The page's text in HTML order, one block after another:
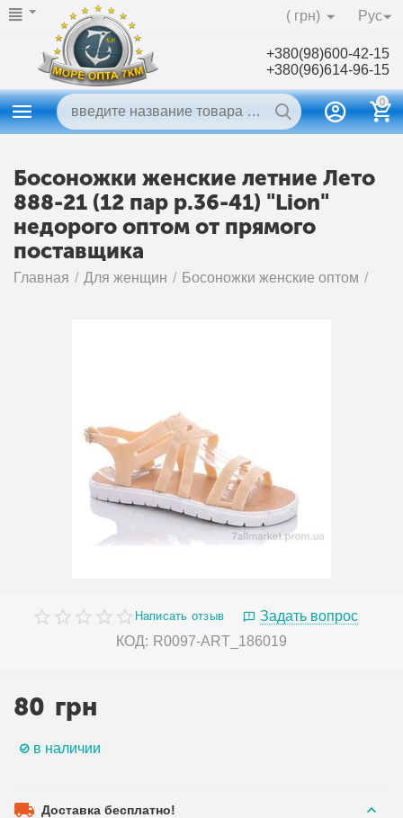
Рус
( грн)
+380(98)600-42-15
+380(96)614-96-15
0
Босоножки женские летние Лето
888-21 (12 пар р.36-41) "Lion"
недорого оптом от прямого
поставщика
Главная / Для женщин / Босоножки женские оптом /
Написать отзыв
Задать вопрос
КОД: R0097-ART_186019
80 грн
в наличии
Доставка бесплатно!